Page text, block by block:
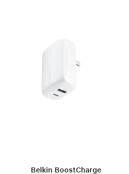
Belkin BoostCharge